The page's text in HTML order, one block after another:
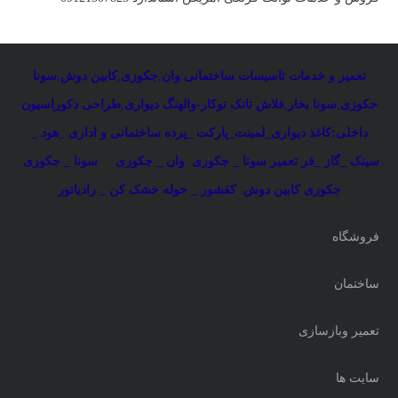
تعمیر و خدمات تاسیسات ساختمانی:وان,جکوزی,کابین دوش,سونا
جکوزی,سونا بخار ,فلاش تانک توکار-والهنگ دیواری,طراحی دکوراسیون
داخلی:کاغذ دیواری_لمینت_پارکت _پرده ساختمانی و اداری _هود _
سینک _گاز _فر تعمیر سونا _ جکوزی وان _ جکوزی سونا _ جکوزی
جکوزی کابین دوش کفشور _ حوله خشک کن _ رادیاتور
فروشگاه
ساختمان
تعمیر وبازسازی
سایت ها